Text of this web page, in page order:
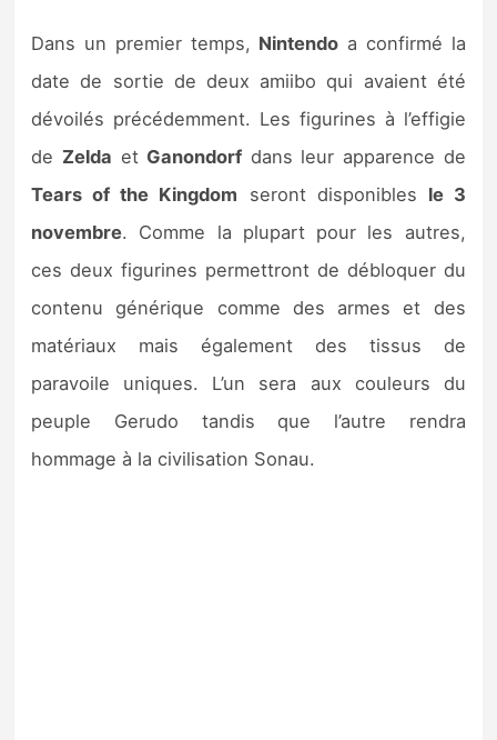
Guides
Dans un premier temps, Nintendo a confirmé la
date de sortie de deux amiibo qui avaient été
dévoilés précédemment. Les figurines à l’effigie
de Zelda et Ganondorf dans leur apparence de
Tears of the Kingdom seront disponibles le 3
novembre. Comme la plupart pour les autres,
ces deux figurines permettront de débloquer du
contenu générique comme des armes et des
matériaux mais également des tissus de
paravoile uniques. L’un sera aux couleurs du
peuple Gerudo tandis que l’autre rendra
hommage à la civilisation Sonau.